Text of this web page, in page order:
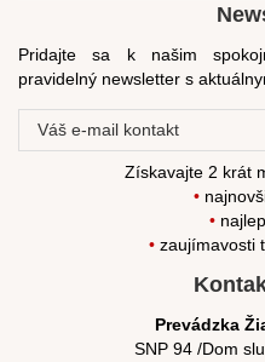
Pridajte sa k našim
pravidelný newsletter s
Získavajte 2 krát
•
•
• zaujímavosti
Prevádzka
SNP 94 /Dom